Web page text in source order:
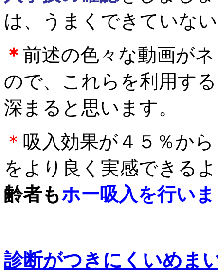
は、うまくできていな
＊ 前述の色々な動画が
ので、これらを利用す
深まると思います。
＊ 吸入効果が４５％か
をより良く実感できる
齢者もホー吸入を行い
診断がつきにくいめま